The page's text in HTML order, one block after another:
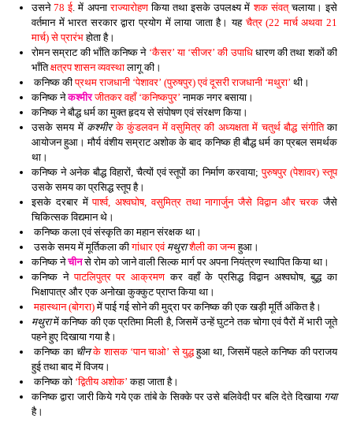
उसने78 ई. में अपनाराज्यारोहणकिया तथा इसके उपलक्ष्य मेंशक संवत्चलाया। इसे
वर्तमान में भारत सरकार द्वारा प्रयोग में लाया जाता है। यहचैत्र (22 मार्च अथवा 21
मार्च) से प्रारंभहोता है।
रोमन सम्राट की भाँति कनिष्क ने ‘कैसर’ या ‘सीजर’ की उपाधिधारण की तथा शकों की
भाँतिक्षत्रप शासन व्यवस्थालागू की।
कनिष्क कीप्रथम राजधानी ‘पेशावर’ (पुरुषपुर) एवं दूसरी राजधानी ‘मथुरा’ थी।
कनिष्क नेकश्मीरजीतकर वहाँ ‘कनिष्कपुर’ नामक नगर बसाया।
कनिष्क ने बौद्ध धर्म का मुक्त हृदय से संपोषण एवं संरक्षण किया।
उसके समय में कश्मीरके कुंडलवन में वसुमित्र की अध्यक्षता में चतुर्थ बौद्ध संगीतिका
आयोजन हुआ। मौर्य वंशीय सम्राट अशोक के बाद कनिष्क ही बौद्ध धर्म का प्रबल समर्थक
था।
कनिष्क ने अनेक बौद्ध विहारों, चैत्यों एवं स्तूपों का निर्माण करवाया;पुरुषपुर (पेशावर) स्तूप
उसके समय का प्रसिद्ध स्तूप है।
इसके दरबार मेंपार्श्व, अश्वघोष, वसुमित्र तथा नागार्जुन जैसे विद्वान और चरक जैसे
चिकित्सक विद्यमान थे।
कनिष्क कला एवं संस्कृति का महान संरक्षक था।
उसके समय में मूर्तिकला कीगांधार एवं मथुराशैली का जन्महुआ।
कनिष्क नेचीनसे रोम को जाने वाली सिल्क मार्ग पर अपना नियंत्रण स्थापित किया था।
कनिष्क नेपाटलिपुत्र पर आक्रमण कर वहाँ के प्रसिद्ध विद्वान अश्वघोष, बुद्ध का
भिक्षापात्र और एक अनोखा कुक्कुट प्राप्त किया था।
महास्थान (बोगरा)में पाई गई सोने की मुद्रा पर कनिष्क की एक खड़ी मूर्ति अंकित है।
मथुरामें कनिष्क की एक प्रतिमा मिली है, जिसमें उन्हें घुटने तक चोगा एवं पैरों में भारी जूते
पहने हुए दिखाया गया है।
कनिष्क का चीनके शासक ‘पान चाओ’ से युद्धहुआ था, जिसमें पहले कनिष्क की पराजय
हुई तथा बाद में विजय।
कनिष्क को ‘द्वितीय अशोक’ कहा जाता है।
कनिष्क द्वारा जारी किये गये एक तांबे के सिक्के पर उसे बलिवेदी पर बलि देते दिखाया गया
है।